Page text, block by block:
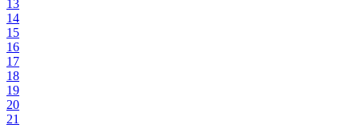
13
14
15
16
17
18
19
20
21